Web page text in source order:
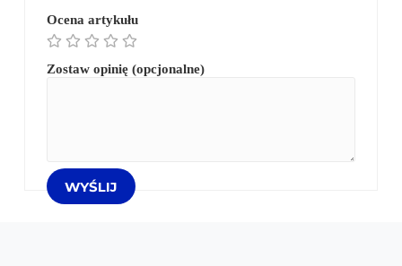
Ocena artykułu
Zostaw opinię (opcjonalne)